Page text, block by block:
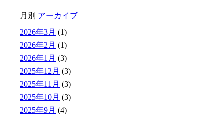
月別 アーカイブ
2026年3月 (1)
2026年2月 (1)
2026年1月 (3)
2025年12月 (3)
2025年11月 (3)
2025年10月 (3)
2025年9月 (4)